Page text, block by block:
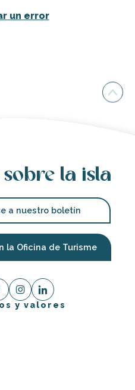
un error
sobre la isla
a nuestro boletín
la Oficina de Turisme
y valores